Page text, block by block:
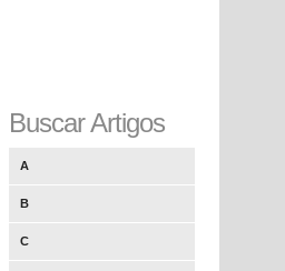
Buscar Artigos
A
B
C